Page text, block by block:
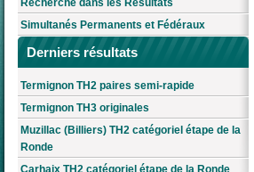
Recherche dans les Résultats
Simultanés Permanents et Fédéraux
Derniers résultats
Termignon TH2 paires semi-rapide
Termignon TH3 originales
Muzillac (Billiers) TH2 catégoriel étape de la
Ronde
Carhaix TH2 catégoriel étape de la Ronde